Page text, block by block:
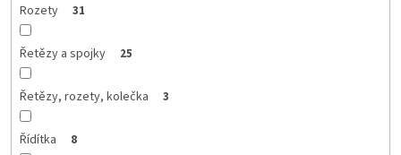
Rozety 31
Řetězy a spojky 25
Řetězy, rozety, kolečka 3
Řídítka 8